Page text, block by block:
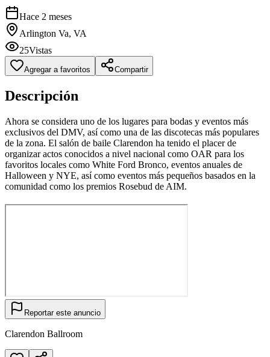
Hace 2 meses
Arlington Va, VA
25Vistas
Agregar a favoritos Compartir
Descripción
Ahora se considera uno de los lugares para bodas y eventos más
exclusivos del DMV, así como una de las discotecas más populares
de la zona. El salón de baile Clarendon ha tenido el placer de
organizar actos conocidos a nivel nacional como OAR para los
favoritos locales como White Ford Bronco, eventos anuales de
Halloween y NYE, así como eventos más pequeños basados ​​en la
comunidad como los premios Rosebud de AIM.
Reportar este anuncio
Clarendon Ballroom